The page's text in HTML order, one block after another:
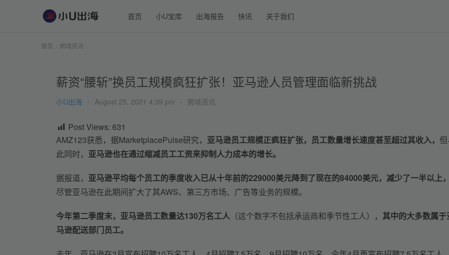
首页 小U宝库 出海报告 快讯 关于我们
首页 跨境资讯
薪资“腰斩”换员工规模疯狂扩张！亚马逊人员管理面临新挑战
小U出海 August 25, 2021 4:39 pm 跨境资讯
Post Views: 631
AMZ123获悉，据MarketplacePulse研究， 亚马逊员工规模正疯狂扩张，员工数量增长速度甚至超过其收入， 但
此同时， 亚马逊也在通过缩减员工工资来抑制人力成本的增长。
据报道， 亚马逊平均每个员工的季度收入已从十年前的229000美元降到了现在的84000美元，减少了一半以上，
尽管亚马逊在此期间扩大了其AWS、第三方市场、广告等业务的规模。
今年第二季度末，亚马逊员工数量达130万名工人 （这个数字不包括承运商和季节性工人）， 其中的大多数属于
马逊配送部门员工。